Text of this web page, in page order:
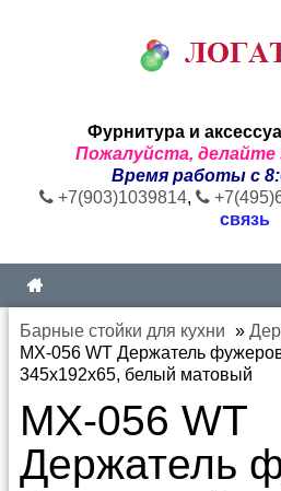
Фурнитура и
Пожалуйста, делайте
Время работы с
+7(903)1039814,
связь
Барные стойки для кухни »
MX-056 WT Держатель
345х192х65, белый матовый
MX-056 WT
Держатель